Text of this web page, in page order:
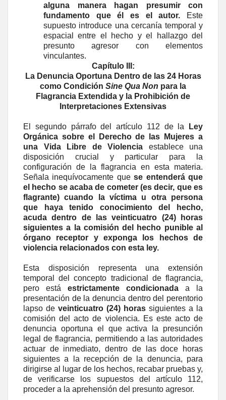
alguna manera hagan presumir con
fundamento que él es el autor. Este
supuesto introduce una cercanía temporal y
espacial entre el hecho y el hallazgo del
presunto agresor con elementos
vinculantes.
Capítulo III:
La Denuncia Oportuna Dentro de las 24 Horas
como Condición Sine Qua Non para la
Flagrancia Extendida y la Prohibición de
Interpretaciones Extensivas
El segundo párrafo del artículo 112 de la
Ley
Orgánica sobre el Derecho de las Mujeres a
una Vida Libre de Violencia establece una
disposición crucial y particular para la
configuración de la flagrancia en esta materia.
Señala inequívocamente quese entenderá que
el hecho se acaba de cometer (es decir, que es
flagrante) cuando la víctima u otra persona
que haya tenido conocimiento del hecho,
acuda dentro de las veinticuatro (24) horas
siguientes a la comisión del hecho punible al
órgano receptor y exponga los hechos de
violencia relacionados con esta ley.
Esta disposición representa una extensión
temporal del concepto tradicional de flagrancia,
pero está estrictamente condicionada a la
presentación de la denuncia dentro del perentorio
lapso de veinticuatro (24) horas siguientes a la
comisión del acto de violencia. Es este acto de
denuncia oportuna el que activa la presunción
legal de flagrancia, permitiendo a las autoridades
actuar de inmediato, dentro de las doce horas
siguientes a la recepción de la denuncia, para
dirigirse al lugar de los hechos, recabar pruebas y,
de verificarse los supuestos del artículo 112,
proceder a la aprehensión del presunto agresor.